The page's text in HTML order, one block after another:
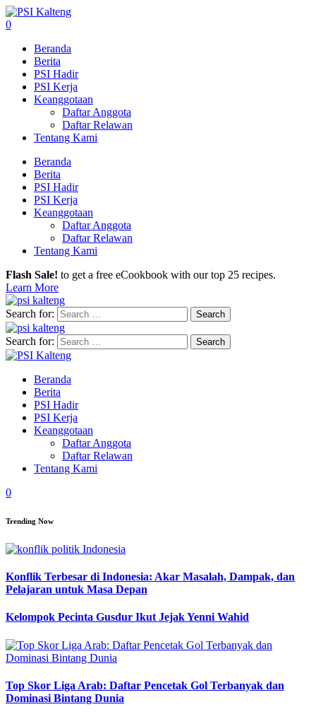
0
Beranda
Berita
PSI Hadir
PSI Kerja
Keanggotaan
Daftar Anggota
Daftar Relawan
Tentang Kami
Beranda
Berita
PSI Hadir
PSI Kerja
Keanggotaan
Daftar Anggota
Daftar Relawan
Tentang Kami
Flash Sale! to get a free eCookbook with our top 25 recipes.
Learn More
Search for:
Search for:
Beranda
Berita
PSI Hadir
PSI Kerja
Keanggotaan
Daftar Anggota
Daftar Relawan
Tentang Kami
0
Trending Now
Konflik Terbesar di Indonesia: Akar Masalah, Dampak, dan
Pelajaran untuk Masa Depan
Kelompok Pecinta Gusdur Ikut Jejak Yenni Wahid
Top Skor Liga Arab: Daftar Pencetak Gol Terbanyak dan
Dominasi Bintang Dunia